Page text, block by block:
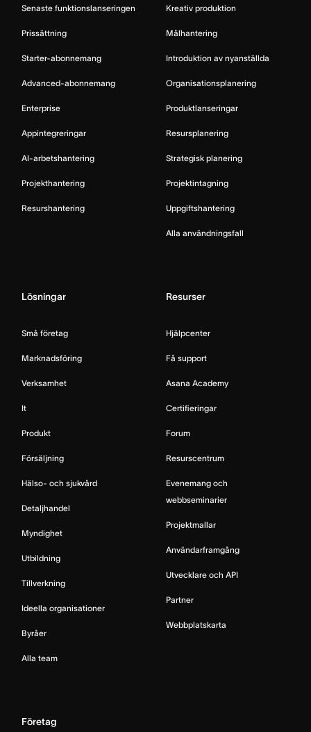
Senaste funktionslanseringen
Prissättning
Starter-abonnemang
Advanced-abonnemang
Enterprise
Appintegreringar
AI-arbetshantering
Projekthantering
Resurshantering
Kreativ produktion
Målhantering
Introduktion av nyanställda
Organisationsplanering
Produktlanseringar
Resursplanering
Strategisk planering
Projektintagning
Uppgiftshantering
Alla användningsfall
Lösningar
Små företag
Marknadsföring
Verksamhet
It
Produkt
Försäljning
Hälso- och sjukvård
Detaljhandel
Myndighet
Utbildning
Tillverkning
Ideella organisationer
Byråer
Alla team
Resurser
Hjälpcenter
Få support
Asana Academy
Certifieringar
Forum
Resurscentrum
Evenemang och
webbseminarier
Projektmallar
Användarframgång
Utvecklare och API
Partner
Webbplatskarta
Företag